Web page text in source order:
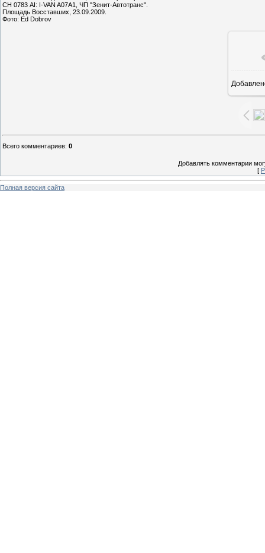
СН 0783 АI: I-VAN A07A1, ЧП "Зенит-Автотранс".
Площадь Восставших, 23.09.2009.
Фото: Ed Dobrov
Всего комментариев: 0
Добавлять комментарии
[
Полная версия сайта